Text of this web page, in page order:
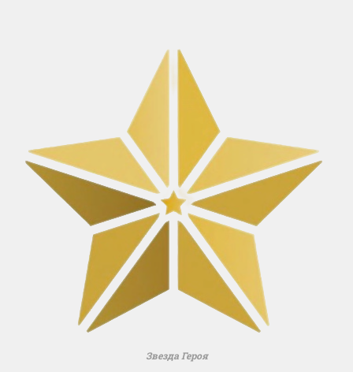
Звезда Героя